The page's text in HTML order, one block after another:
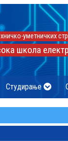
уметничких
школа
Студирање